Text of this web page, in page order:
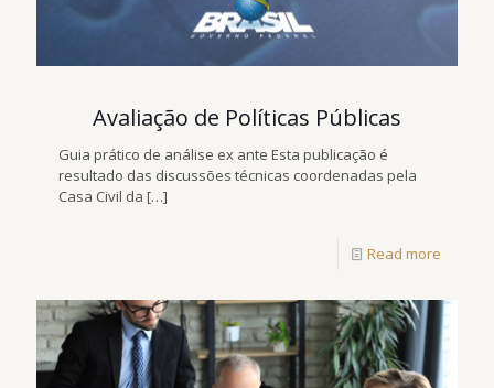
Avaliação de Políticas Públicas
Guia prático de análise ex ante Esta publicação é
resultado das discussões técnicas coordenadas pela
Casa Civil da […]
Read more